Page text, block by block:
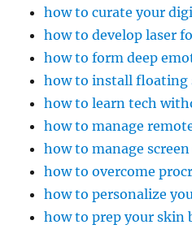
how to curate your
how to develop laser
how to form deep
how to install floating
how to learn tech
how to manage
how to manage
how to overcome
how to personalize
how to prep your skin